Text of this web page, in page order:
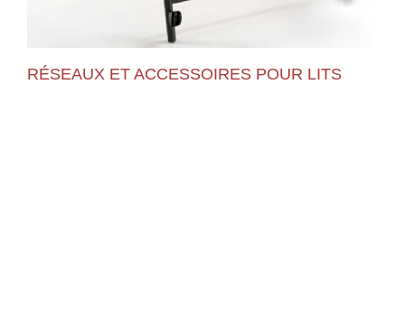
RÉSEAUX ET ACCESSOIRES POUR LITS